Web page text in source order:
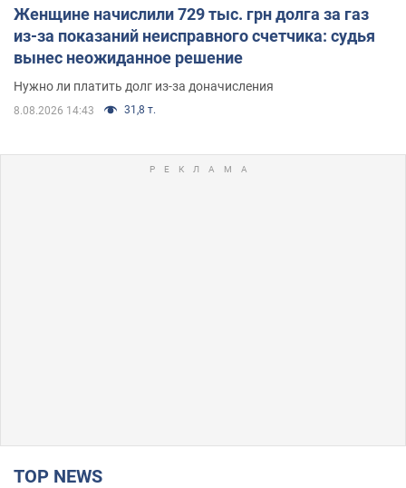
Женщине начислили 729 тыс. грн долга за газ
из-за показаний неисправного счетчика: судья
вынес неожиданное решение
Нужно ли платить долг из-за доначисления
8.08.2026 14:43 31,8 т.
TOP NEWS